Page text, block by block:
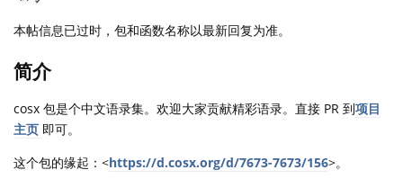
本帖信息已过时，包和函数名称以最新回复为准。
简介
cosx 包是个中文语录集。欢迎大家贡献精彩语录。直接 PR 到项目
主页 即可。
这个包的缘起：<https://d.cosx.org/d/7673-7673/156>。